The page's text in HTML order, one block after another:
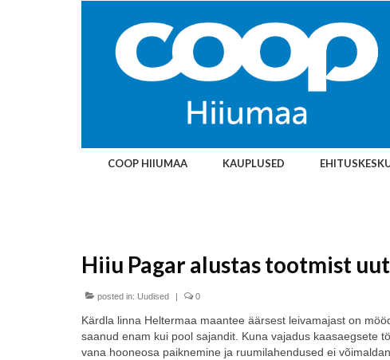
COOP HIIUMAA KAUPLUSED
Hiiu Pagar alustas tootmist
posted in: Uudised | 0
Kärdla linna Heltermaa maantee äärsest leivamajast on
saanud enam kui pool sajandit. Kuna vajadus kaasaegsete
vana hooneosa paiknemine ja ruumilahendused ei